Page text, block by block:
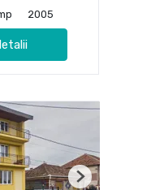
2005
Next